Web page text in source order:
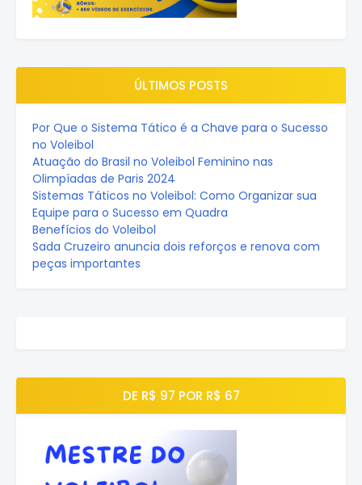
ÚLTIMOS POSTS
Por Que o Sistema Tático é a Chave para o Sucesso
no Voleibol
Atuação do Brasil no Voleibol Feminino nas
Olimpíadas de Paris 2024
Sistemas Táticos no Voleibol: Como Organizar sua
Equipe para o Sucesso em Quadra
Benefícios do Voleibol
Sada Cruzeiro anuncia dois reforços e renova com
peças importantes
DE R$ 97 POR R$ 67